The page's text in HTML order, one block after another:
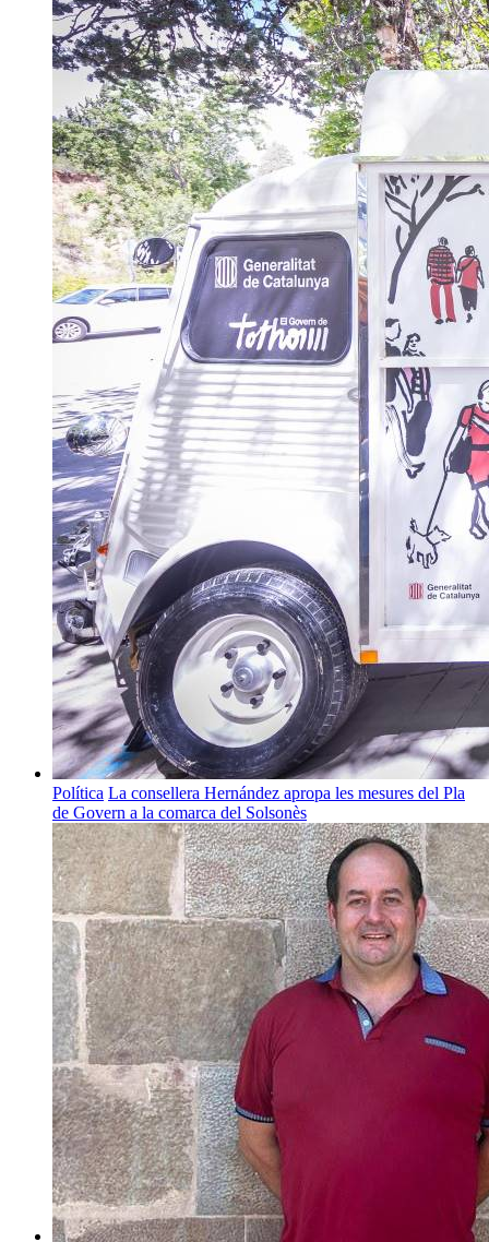
Política La consellera Hernández apropa les mesures del Pla
de Govern a la comarca del Solsonès